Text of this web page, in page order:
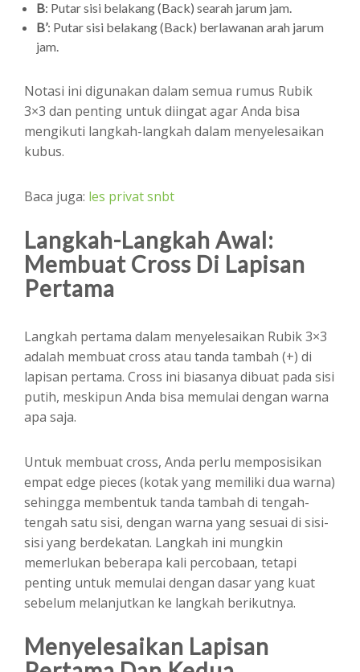
B: Putar sisi belakang (Back) searah jarum jam.
B’: Putar sisi belakang (Back) berlawanan arah jarum
jam.
Notasi ini digunakan dalam semua rumus Rubik
3×3 dan penting untuk diingat agar Anda bisa
mengikuti langkah-langkah dalam menyelesaikan
kubus.
Baca juga: les privat snbt
Langkah-Langkah Awal:
Membuat Cross Di Lapisan
Pertama
Langkah pertama dalam menyelesaikan Rubik 3×3
adalah membuat cross atau tanda tambah (+) di
lapisan pertama. Cross ini biasanya dibuat pada sisi
putih, meskipun Anda bisa memulai dengan warna
apa saja.
Untuk membuat cross, Anda perlu memposisikan
empat edge pieces (kotak yang memiliki dua warna)
sehingga membentuk tanda tambah di tengah-
tengah satu sisi, dengan warna yang sesuai di sisi-
sisi yang berdekatan. Langkah ini mungkin
memerlukan beberapa kali percobaan, tetapi
penting untuk memulai dengan dasar yang kuat
sebelum melanjutkan ke langkah berikutnya.
Menyelesaikan Lapisan